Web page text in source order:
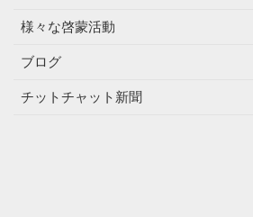
様々な啓蒙活動
ブログ
チットチャット新聞